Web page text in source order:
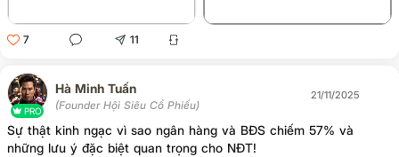
7 11
PRO
Hà Minh Tuấn
(Founder Hội Siêu Cổ Phiếu)
21/11/2025
Sự thật kinh ngạc vì sao ngân hàng và BĐS chiếm 57% và
những lưu ý đặc biệt quan trọng cho NĐT!